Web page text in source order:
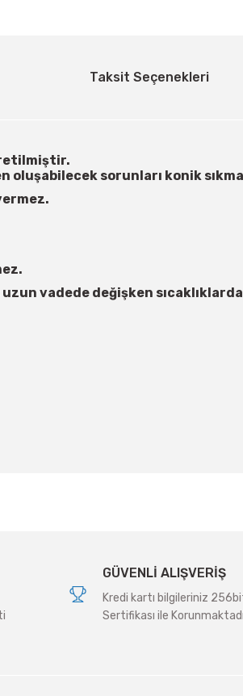
Taksit Seçenekleri
oluşabilecek sorunları konik
vadede değişken sıcaklıklarda
GÜVENLİ ALIŞVERİŞ
Kredi kartı bilgileriniz
Sertifikası ile